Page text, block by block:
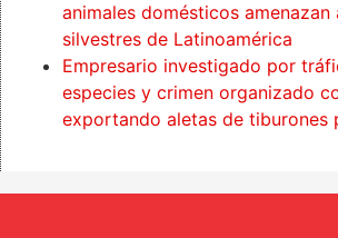
animales domésticos amenazan
silvestres de Latinoamérica
Empresario investigado por
especies y crimen organizado
exportando aletas de tiburones